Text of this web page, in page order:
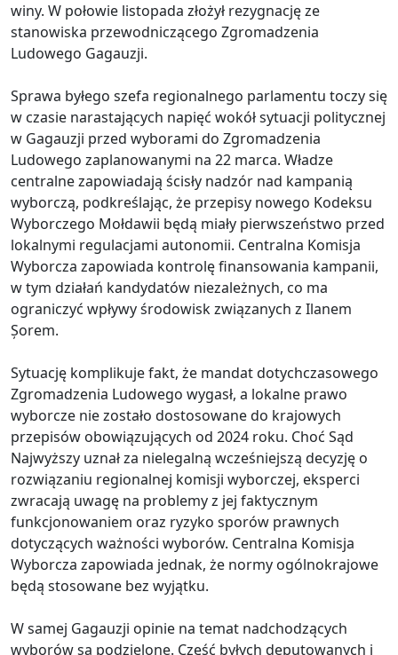
winy. W połowie listopada złożył rezygnację ze
stanowiska przewodniczącego Zgromadzenia
Ludowego Gagauzji.
Sprawa byłego szefa regionalnego parlamentu toczy się
w czasie narastających napięć wokół sytuacji politycznej
w Gagauzji przed wyborami do Zgromadzenia
Ludowego zaplanowanymi na 22 marca. Władze
centralne zapowiadają ścisły nadzór nad kampanią
wyborczą, podkreślając, że przepisy nowego Kodeksu
Wyborczego Mołdawii będą miały pierwszeństwo przed
lokalnymi regulacjami autonomii. Centralna Komisja
Wyborcza zapowiada kontrolę finansowania kampanii,
w tym działań kandydatów niezależnych, co ma
ograniczyć wpływy środowisk związanych z Ilanem
Șorem.
Sytuację komplikuje fakt, że mandat dotychczasowego
Zgromadzenia Ludowego wygasł, a lokalne prawo
wyborcze nie zostało dostosowane do krajowych
przepisów obowiązujących od 2024 roku. Choć Sąd
Najwyższy uznał za nielegalną wcześniejszą decyzję o
rozwiązaniu regionalnej komisji wyborczej, eksperci
zwracają uwagę na problemy z jej faktycznym
funkcjonowaniem oraz ryzyko sporów prawnych
dotyczących ważności wyborów. Centralna Komisja
Wyborcza zapowiada jednak, że normy ogólnokrajowe
będą stosowane bez wyjątku.
W samej Gagauzji opinie na temat nadchodzących
wyborów są podzielone. Część byłych deputowanych i